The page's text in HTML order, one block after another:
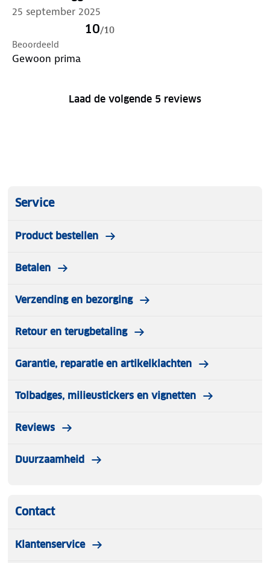
zou beter zijn als de ontvangende kant 20 cm lang
zou zijn.De uitstekende stukjes vinden dan een veel
bredere basis
25 september 2025
10/10
Beoordeeld
Gewoon prima
Laad de volgende 5 reviews
Service
Product bestellen
Betalen
Verzending en bezorging
Retour en terugbetaling
Garantie, reparatie en artikelklachten
Tolbadges, milieustickers en vignetten
Reviews
Duurzaamheid
Contact
Klantenservice